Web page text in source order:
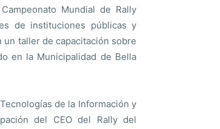
Mundial de Rally
de instituciones públicas y
taller de capacitación sobre
en la Municipalidad de Bella
de la Información y
del CEO del Rally del